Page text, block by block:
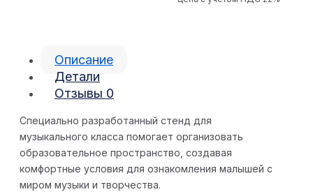
Описание
Детали
Отзывы 0
Специально разработанный стенд для
музыкального класса помогает организовать
образовательное пространство, создавая
комфортные условия для ознакомления малышей с
миром музыки и творчества.